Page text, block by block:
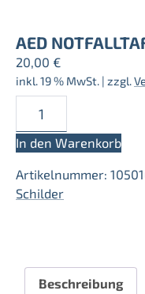
AED
20,00 €
inkl. 19 % MwSt. | zzgl.
Notfalltafel
Menge
In den Warenkorb
Artikelnummer:
Schilder
Beschreibung